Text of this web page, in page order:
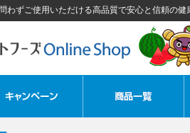
わずご使用いただける高品質で安心と信頼の健